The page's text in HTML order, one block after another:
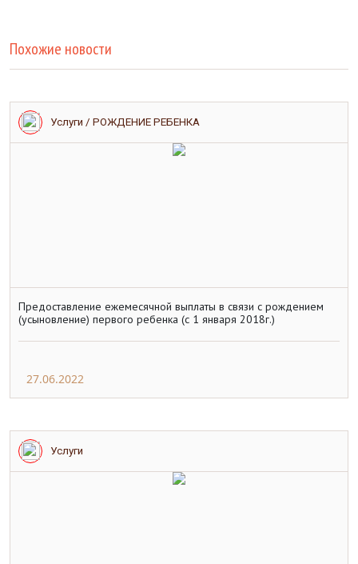
Похожие новости
Услуги / РОЖДЕНИЕ РЕБЕНКА
Предоставление ежемесячной выплаты в связи с рождением
(усыновление) первого ребенка (с 1 января 2018г.)
27.06.2022
Услуги